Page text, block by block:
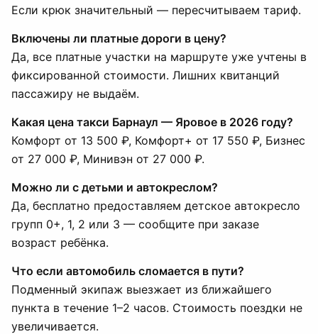
Если крюк значительный — пересчитываем тариф.
Включены ли платные дороги в цену?
Да, все платные участки на маршруте уже учтены в
фиксированной стоимости. Лишних квитанций
пассажиру не выдаём.
Какая цена такси Барнаул — Яровое в 2026 году?
Комфорт от 13 500 ₽, Комфорт+ от 17 550 ₽, Бизнес
от 27 000 ₽, Минивэн от 27 000 ₽.
Можно ли с детьми и автокреслом?
Да, бесплатно предоставляем детское автокресло
групп 0+, 1, 2 или 3 — сообщите при заказе
возраст ребёнка.
Что если автомобиль сломается в пути?
Подменный экипаж выезжает из ближайшего
пункта в течение 1–2 часов. Стоимость поездки не
увеличивается.